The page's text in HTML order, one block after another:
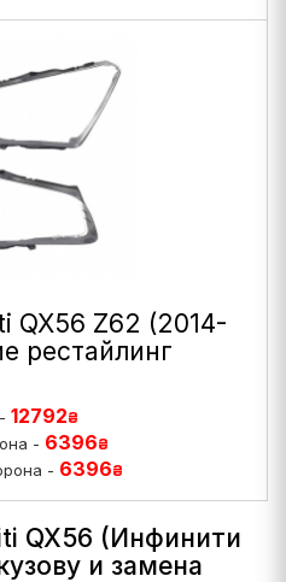
QX56 Z62 (2014-
рестайлинг
12792₴
- 6396₴
- 6396₴
QX56 (Инфинити
и замена